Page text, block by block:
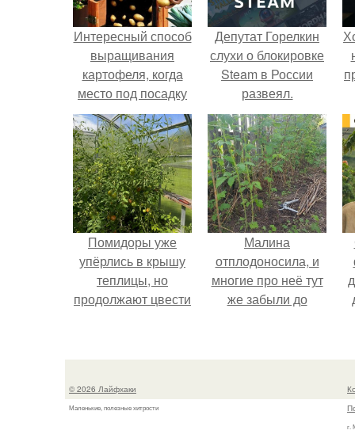
Интересный способ
выращивания
картофеля, когда
место под посадку
ограничено.
Депутат Горелкин
слухи о блокировке
Steam в России
развеял.
Помидоры уже
упёрлись в крышу
теплицы, но
продолжают цвести
Малина
отплодоносила, и
многие про неё тут
же забыли до
© 2026 Лайфхаки
Маленькие, полезные хитрости
г.